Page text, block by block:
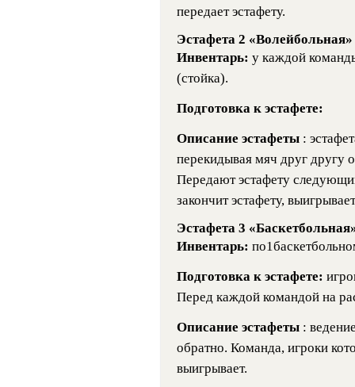
передает эстафету.
Эстафета 2 «Волейбольная»
Инвентарь: у каждой
(стойка).
Подготовка к эстафете:
Описание эстафеты :
перекидывая мяч друг другу
Передают эстафету
закончит эстафету,
Эстафета 3
Инвентарь:
Подготовка к эстафете:
Перед каждой командой на
Описание эстафеты :
обратно. Команда, игроки
выигрывает.